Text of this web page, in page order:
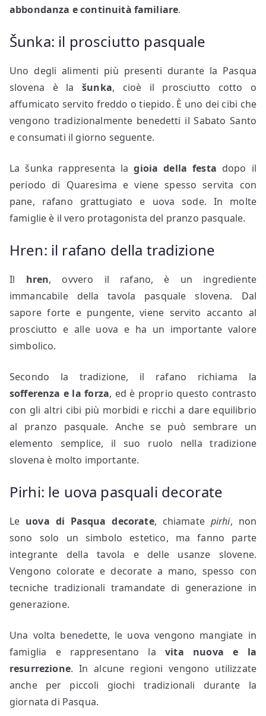
abbondanza e continuità familiare.
Šunka: il prosciutto pasquale
Uno degli alimenti più presenti durante la Pasqua
slovena è lašunka, cioè il prosciutto cotto o
affumicato servito freddo o tiepido. È uno dei cibi che
vengono tradizionalmente benedetti il Sabato Santo
e consumati il giorno seguente.
La šunka rappresenta lagioia della festa dopo il
periodo di Quaresima e viene spesso servita con
pane, rafano grattugiato e uova sode. In molte
famiglie è il vero protagonista del pranzo pasquale.
Hren: il rafano della tradizione
Il hren, ovvero il rafano, è un ingrediente
immancabile della tavola pasquale slovena. Dal
sapore forte e pungente, viene servito accanto al
prosciutto e alle uova e ha un importante valore
simbolico.
Secondo la tradizione, il rafano richiama la
sofferenza e la forza, ed è proprio questo contrasto
con gli altri cibi più morbidi e ricchi a dare equilibrio
al pranzo pasquale. Anche se può sembrare un
elemento semplice, il suo ruolo nella tradizione
slovena è molto importante.
Pirhi: le uova pasquali decorate
Le uova di Pasqua decorate, chiamate pirhi, non
sono solo un simbolo estetico, ma fanno parte
integrante della tavola e delle usanze slovene.
Vengono colorate e decorate a mano, spesso con
tecniche tradizionali tramandate di generazione in
generazione.
Una volta benedette, le uova vengono mangiate in
famiglia e rappresentano lavita nuova e la
resurrezione. In alcune regioni vengono utilizzate
anche per piccoli giochi tradizionali durante la
giornata di Pasqua.